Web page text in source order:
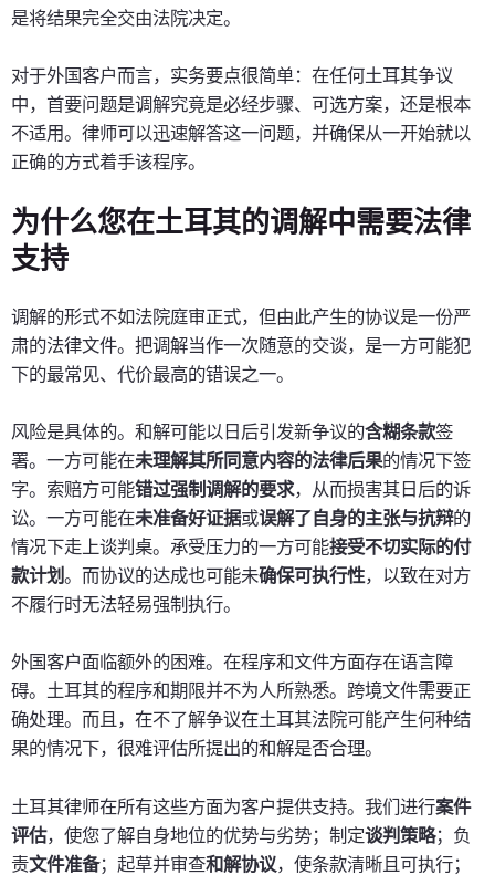
是将结果完全交由法院决定。
对于外国客户而言，实务要点很简单：在任何土耳其争议
中，首要问题是调解究竟是必经步骤、可选方案，还是根本
不适用。律师可以迅速解答这一问题，并确保从一开始就以
正确的方式着手该程序。
为什么您在土耳其的调解中需要法律
支持
调解的形式不如法院庭审正式，但由此产生的协议是一份严
肃的法律文件。把调解当作一次随意的交谈，是一方可能犯
下的最常见、代价最高的错误之一。
风险是具体的。和解可能以日后引发新争议的含糊条款签
署。一方可能在未理解其所同意内容的法律后果的情况下签
字。索赔方可能错过强制调解的要求，从而损害其日后的诉
讼。一方可能在未准备好证据或误解了自身的主张与抗辩的
情况下走上谈判桌。承受压力的一方可能接受不切实际的付
款计划。而协议的达成也可能未确保可执行性，以致在对方
不履行时无法轻易强制执行。
外国客户面临额外的困难。在程序和文件方面存在语言障
碍。土耳其的程序和期限并不为人所熟悉。跨境文件需要正
确处理。而且，在不了解争议在土耳其法院可能产生何种结
果的情况下，很难评估所提出的和解是否合理。
土耳其律师在所有这些方面为客户提供支持。我们进行案件
评估，使您了解自身地位的优势与劣势；制定谈判策略；负
责文件准备；起草并审查和解协议，使条款清晰且可执行；